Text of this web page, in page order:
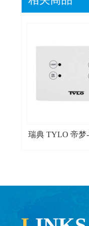
瑞典 TYLO 帝梦